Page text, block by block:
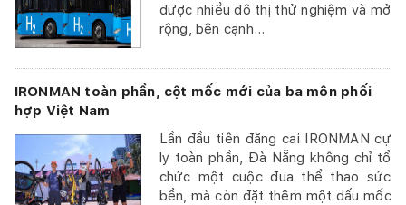
được nhiều đô thị thử nghiệm và mở
rộng, bên cạnh...
IRONMAN toàn phần, cột mốc mới của ba môn phối
hợp Việt Nam
Lần đầu tiên đăng cai IRONMAN cự
ly toàn phần, Đà Nẵng không chỉ tổ
chức một cuộc đua thể thao sức
bền, mà còn đặt thêm một dấu mốc